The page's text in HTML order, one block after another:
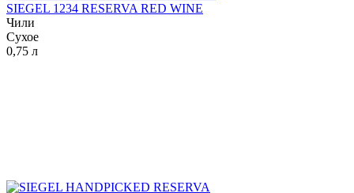
SIEGEL 1234 RESERVA RED WINE
Чили
Сухое
0,75 л